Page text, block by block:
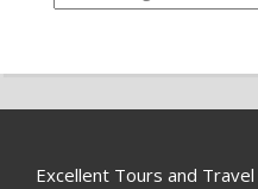
Excellent Tours and